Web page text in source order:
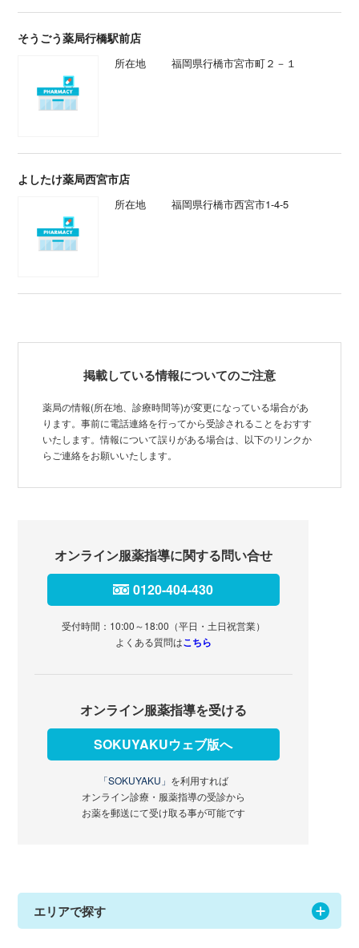
そうごう薬局行橋駅前店
所在地 福岡県行橋市宮市町２－１
よしたけ薬局西宮市店
所在地 福岡県行橋市西宮市1-4-5
掲載している情報についてのご注意
薬局の情報(所在地、診療時間等)が変更になっている場合があ
ります。事前に電話連絡を行ってから受診されることをおすす
いたします。情報について誤りがある場合は、以下のリンクか
らご連絡をお願いいたします。
オンライン服薬指導に関する問い合せ
0120-404-430
受付時間：10:00～18:00（平日・土日祝営業）
よくある質問はこちら
オンライン服薬指導を受ける
SOKUYAKUウェブ版へ
「SOKUYAKU」 を利用すれば
オンライン診療・服薬指導の受診から
お薬を郵送にて受け取る事が可能です
エリアで探す